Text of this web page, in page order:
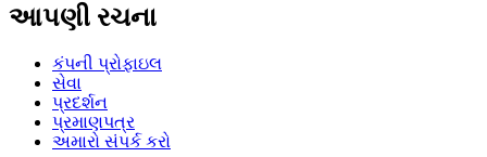
આપણી રચના
કંપની પ્રોફાઇલ
સેવા
પ્રદર્શન
પ્રમાણપત્ર
અમારો સંપર્ક કરો